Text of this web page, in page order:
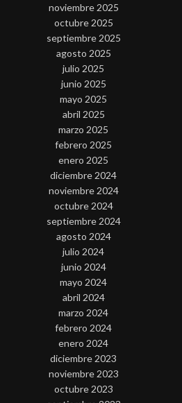
noviembre 2025
octubre 2025
septiembre 2025
agosto 2025
julio 2025
junio 2025
mayo 2025
abril 2025
marzo 2025
febrero 2025
enero 2025
diciembre 2024
noviembre 2024
octubre 2024
septiembre 2024
agosto 2024
julio 2024
junio 2024
mayo 2024
abril 2024
marzo 2024
febrero 2024
enero 2024
diciembre 2023
noviembre 2023
octubre 2023